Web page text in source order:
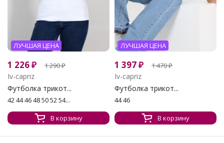
ЛУЧШАЯ ЦЕНА
1 226₽ 1 290₽
Iv-capriz
Футболка трикот...
42 44 46 48 50 52 54...
В корзину
ЛУЧШАЯ ЦЕНА
1 397₽ 1 470₽
Iv-capriz
Футболка трикот...
44 46
В корзину